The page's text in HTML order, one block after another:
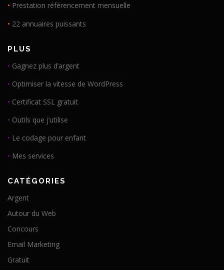
• Prestation référencement mensuelle
• 22 annuaires puissants
PLUS
• Gagnez plus d’argent
• Optimiser la vitesse de WordPress
• Certificat SSL gratuit
• Outils que j’utilise
• Le codage pour enfant
• Mes services
CATÉGORIES
Argent
Autour du Web
Concours
Email Marketing
Gratuit